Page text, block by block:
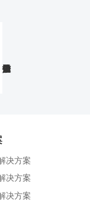
决方案
决方案
决方案